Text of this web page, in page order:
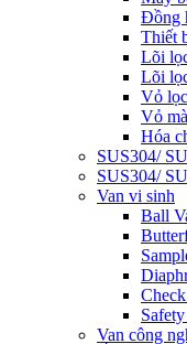
Đồng
Thiết
Lõi
Lõi
Vỏ
Vỏ
Hóa
SUS304/
SUS304/
Van vi sinh
Ball
Van công